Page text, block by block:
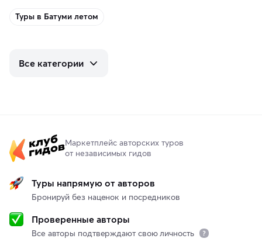
Туры в Батуми летом
Все категории
Маркетплейс авторских туров
от независимых гидов
Туры напрямую от авторов
Бронируй без наценок и посредников
Проверенные авторы
Все авторы подтверждают свою личность